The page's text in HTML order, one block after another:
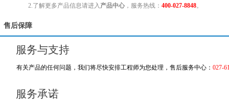
2.了解更多产品信息请进入 产品中心 ，服务热线： 400-027-8848。
售后保障
服务与支持
有关产品的任何问题，我们将尽快安排工程师为您处理，售后服务中心： 027-
服务承诺